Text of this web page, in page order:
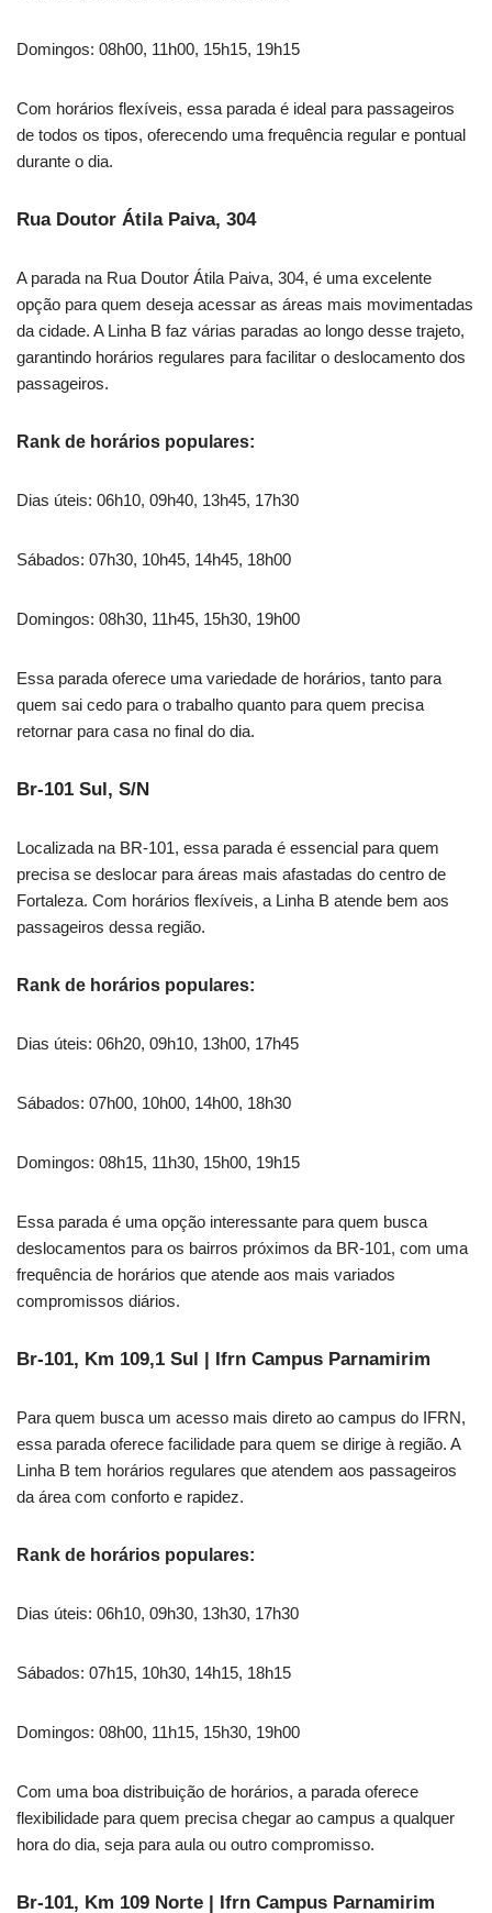
Domingos: 08h00, 11h00, 15h15, 19h15
Com horários flexíveis, essa parada é ideal para passageiros
de todos os tipos, oferecendo uma frequência regular e pontual
durante o dia.
Rua Doutor Átila Paiva, 304
A parada na Rua Doutor Átila Paiva, 304, é uma excelente
opção para quem deseja acessar as áreas mais movimentadas
da cidade. A Linha B faz várias paradas ao longo desse trajeto,
garantindo horários regulares para facilitar o deslocamento dos
passageiros.
Rank de horários populares:
Dias úteis: 06h10, 09h40, 13h45, 17h30
Sábados: 07h30, 10h45, 14h45, 18h00
Domingos: 08h30, 11h45, 15h30, 19h00
Essa parada oferece uma variedade de horários, tanto para
quem sai cedo para o trabalho quanto para quem precisa
retornar para casa no final do dia.
Br-101 Sul, S/N
Localizada na BR-101, essa parada é essencial para quem
precisa se deslocar para áreas mais afastadas do centro de
Fortaleza. Com horários flexíveis, a Linha B atende bem aos
passageiros dessa região.
Rank de horários populares:
Dias úteis: 06h20, 09h10, 13h00, 17h45
Sábados: 07h00, 10h00, 14h00, 18h30
Domingos: 08h15, 11h30, 15h00, 19h15
Essa parada é uma opção interessante para quem busca
deslocamentos para os bairros próximos da BR-101, com uma
frequência de horários que atende aos mais variados
compromissos diários.
Br-101, Km 109,1 Sul | Ifrn Campus Parnamirim
Para quem busca um acesso mais direto ao campus do IFRN,
essa parada oferece facilidade para quem se dirige à região. A
Linha B tem horários regulares que atendem aos passageiros
da área com conforto e rapidez.
Rank de horários populares:
Dias úteis: 06h10, 09h30, 13h30, 17h30
Sábados: 07h15, 10h30, 14h15, 18h15
Domingos: 08h00, 11h15, 15h30, 19h00
Com uma boa distribuição de horários, a parada oferece
flexibilidade para quem precisa chegar ao campus a qualquer
hora do dia, seja para aula ou outro compromisso.
Br-101, Km 109 Norte | Ifrn Campus Parnamirim